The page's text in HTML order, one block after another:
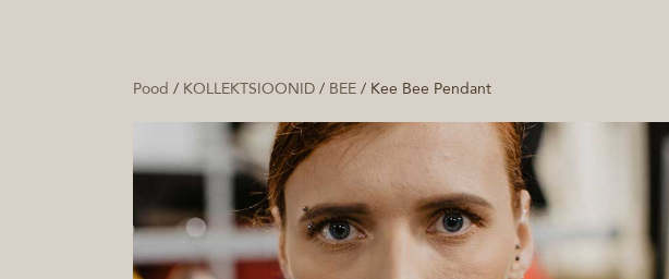
Pood / KOLLEKTSIOONID / BEE / Kee Bee Pendant